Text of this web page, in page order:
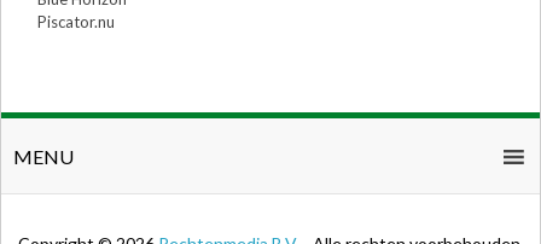
Piscator.nu
MENU